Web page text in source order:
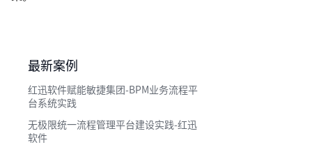
最新案例
红迅软件赋能敏捷集团-BPM业务流程平
台系统实践
无极限统一流程管理平台建设实践-红迅
软件